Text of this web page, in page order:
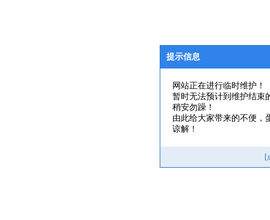
提示信息
网站正在进行临时维护！
暂时无法预计到维护结束
稍安勿躁！
由此给大家带来的不便，
谅解！
[